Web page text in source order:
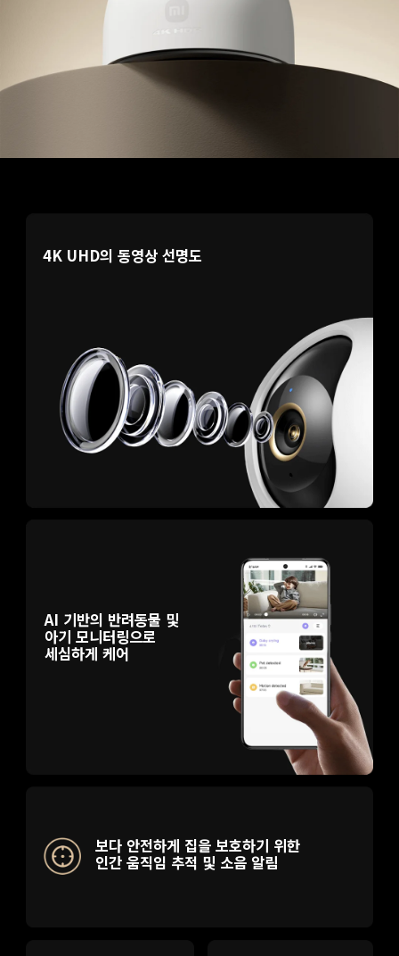
4K UHD의 동영상 선명도
AI 기반의 반려동물 및
아기 모니터링으로
세심하게 케어
보다 안전하게 집을 보호하기 위한
인간 움직임 추적 및 소음 알림